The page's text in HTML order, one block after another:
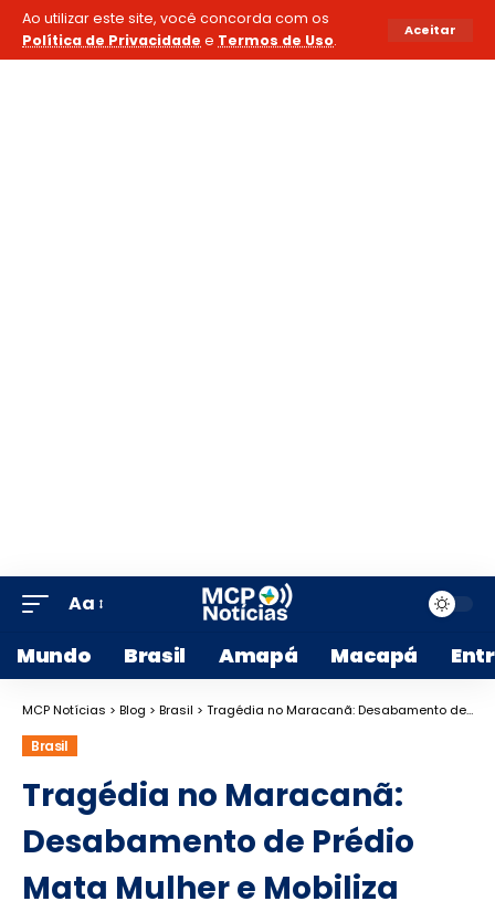
Ao utilizar este site, você concorda com os
Política de Privacidade e Termos de Uso.
Aceitar
Aa
Mundo Brasil Amapá Macapá
MCP Notícias > Blog > Brasil > Tragédia no Maracanã: Desabamento de Prédio Mata Mulher e Mobiliza Amplo Resgate no Rio
Brasil
Tragédia no Maracanã:
Desabamento de Prédio
Mata Mulher e Mobiliza